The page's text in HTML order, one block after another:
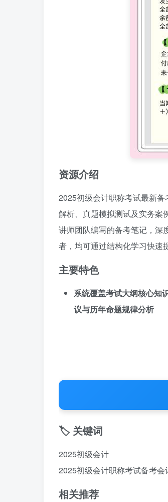
资源介绍
2025初级会计职称考试最新
解析、真题模拟测试及实务案
讲师团队编写的备考笔记，深
者，均可通过结构化学习快速
主要特色
系统覆盖考试大纲核心知
议与历年命题规律分析
🏷️ 关键词
2025初级会计
2025初级会计职称考试备考会
相关推荐